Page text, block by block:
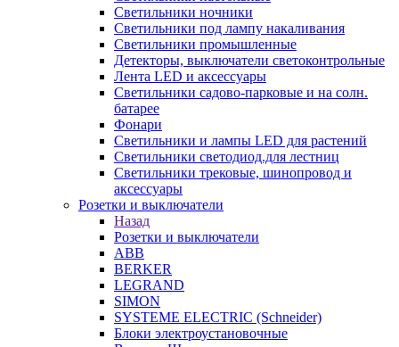
Светильники ночники
Светильники под лампу накаливания
Светильники промышленные
Детекторы, выключатели светоконтрольные
Лента LED и аксессуары
Светильники садово-парковые и на солн.
батарее
Фонари
Светильники и лампы LED для растений
Светильники светодиод.для лестниц
Светильники трековые, шинопровод и
аксессуары
Розетки и выключатели
Назад
Розетки и выключатели
ABB
BERKER
LEGRAND
SIMON
SYSTEME ELECTRIC (Schneider)
Блоки электроустановочные